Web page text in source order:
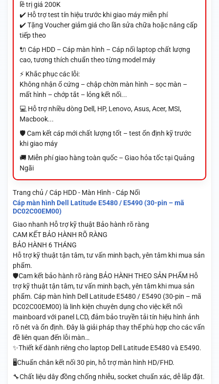
lề trị giá 200K
✔️ Hỗ trợ test tín hiệu trước khi giao máy miễn phí
✔️ Tặng Voucher giảm giá cho lần sửa chữa hoặc nâng cấp
tiếp theo
🔌 Cáp HDD – Cáp màn hình – Cáp nối laptop chất lượng
cao, tương thích chuẩn theo từng model máy
⚡ Khắc phục các lỗi:
Không nhận ổ cứng – chập chờn màn hình – sọc màn –
mất hình – chớp tắt – lỏng kết nối...
💻 Hỗ trợ nhiều dòng Dell, HP, Lenovo, Asus, Acer, MSI,
Macbook...
🛡️ Cam kết cáp mới chất lượng tốt – test ổn định kỹ trước
khi giao máy
🚚 Miễn phí giao hàng toàn quốc – Giao hỏa tốc tại Quảng
Ngãi
Trang chủ / Cáp HDD - Màn Hình - Cáp Nối
Cáp màn hình Dell Latitude E5480 / E5490 (30-pin – mã
DC02C00EM00)
Giao nhanh Hỗ trợ kỹ thuật Bảo hành rõ ràng
CAM KẾT BẢO HÀNH RÕ RÀNG
BẢO HÀNH 6 THÁNG
Hỗ trợ kỹ thuật tận tâm, tư vấn minh bạch, yên tâm khi mua sản
phẩm.
🛡️Cam kết bảo hành rõ ràng BẢO HÀNH THEO SẢN PHẨM Hỗ
trợ kỹ thuật tận tâm, tư vấn minh bạch, yên tâm khi mua sản
phẩm. Cáp màn hình Dell Latitude E5480 / E5490 (30-pin – mã
DC02C00EM00) là linh kiện chuyên dụng cho việc kết nối
mainboard với panel LCD, đảm bảo truyền tải tín hiệu hình ảnh
rõ nét và ổn định. Đây là giải pháp thay thế phù hợp cho các vấn
đề liên quan đến lỗi màn…
✨Thiết kế dành riêng cho laptop Dell Latitude E5480 và E5490.
🖥️Chuẩn chân kết nối 30 pin, hỗ trợ màn hình HD/FHD.
🔧Chất liệu dây đồng chống nhiễu, socket chuẩn xác, dễ lắp đặt.